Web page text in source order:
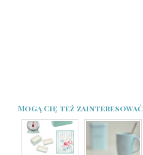
Mogą Cię też zainteresować